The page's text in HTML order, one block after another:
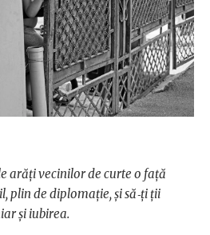
arăţi vecinilor de curte o faţă
plin de diplomaţie, şi să‑ţi ţii
şi iubirea.